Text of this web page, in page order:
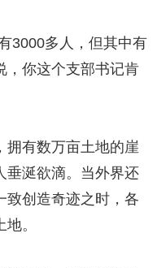
多人，但其中有
，你这个支部书记肯
有数万亩土地的崖
垂涎欲滴。当外界还
致创造奇迹之时，各
。